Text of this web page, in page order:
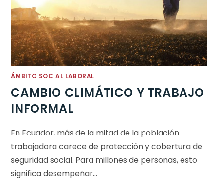
ÁMBITO SOCIAL LABORAL
CAMBIO CLIMÁTICO Y TRABAJO
INFORMAL
En Ecuador, más de la mitad de la población
trabajadora carece de protección y cobertura de
seguridad social. Para millones de personas, esto
significa desempeñar…